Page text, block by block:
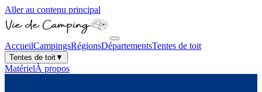
Aller au contenu principal
AccueilCampingsRégionsDépartementsTentes de toit
Tentes de toit▼
MatérielÀ propos